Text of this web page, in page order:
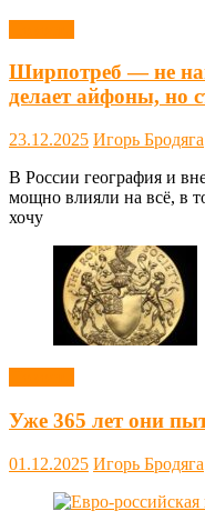
Ширпотреб — не
делает айфоны, но
23.12.2025 Игорь Бродяга
В России география и
мощно влияли на всё, в
хочу
Уже 365 лет они
01.12.2025 Игорь Бродяга